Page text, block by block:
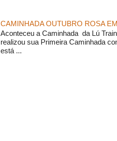
CAMINHADA OUTUBRO ROSA
Aconteceu a Caminhada da Lú
realizou sua Primeira Caminhada
está ...